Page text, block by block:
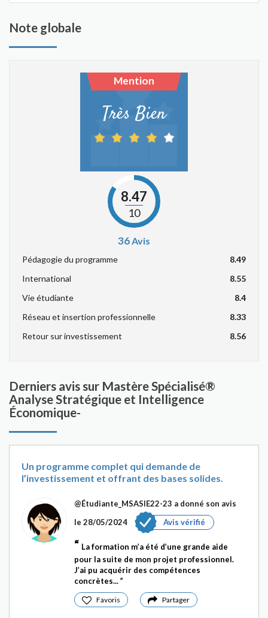
Note globale
Mention
Très Bien
8.47
10
36Avis
Pédagogie du programme
8.49
International
8.55
Vie étudiante
8.4
Réseau et insertion professionnelle
8.33
Retour sur investissement
8.56
Derniers avis sur Mastère Spécialisé®
Analyse Stratégique et Intelligence
Économique-
Un programme complet qui demande de
l’investissement et offrant des bases solides.
@Étudiante_MSASIE22-23 a donné son avis
le 28/05/2024
Avis vérifié
La formation m’a été d’une grande aide
pour la suite de mon projet professionnel.
J’ai pu acquérir des compétences
concrètes...
Favoris Partager